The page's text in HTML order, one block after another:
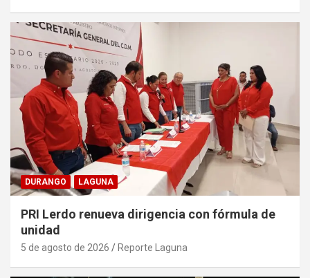
DURANGO LAGUNA
PRI Lerdo renueva dirigencia con fórmula de
unidad
5 de agosto de 2026 Reporte Laguna